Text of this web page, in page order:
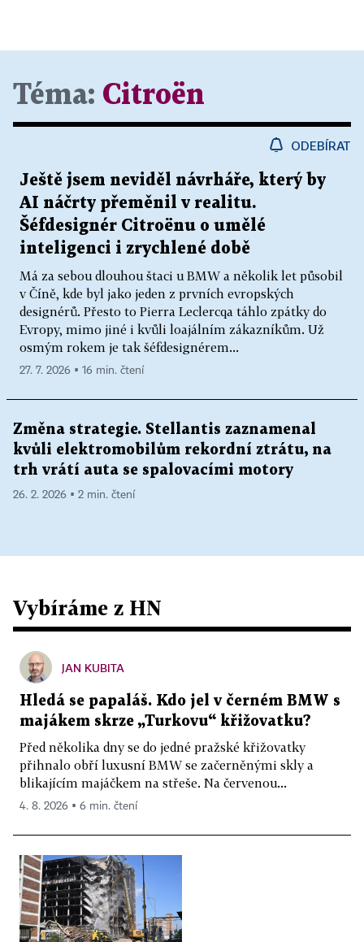
Téma: Citroën
ODEBÍRAT
Ještě jsem neviděl návrháře, který by
AI náčrty přeměnil v realitu.
Šéfdesignér Citroënu o umělé
inteligenci i zrychlené době
Má za sebou dlouhou štaci u BMW a několik let působil
v Číně, kde byl jako jeden z prvních evropských
designérů. Přesto to Pierra Leclercqa táhlo zpátky do
Evropy, mimo jiné i kvůli loajálním zákazníkům. Už
osmým rokem je tak šéfdesignérem...
27. 7. 2026 ▪ 16 min. čtení
Změna strategie. Stellantis zaznamenal
kvůli elektromobilům rekordní ztrátu, na
trh vrátí auta se spalovacími motory
26. 2. 2026 ▪ 2 min. čtení
Vybíráme z HN
JAN KUBITA
Hledá se papaláš. Kdo jel v černém BMW s
majákem skrze „Turkovu“ křižovatku?
Před několika dny se do jedné pražské křižovatky
přihnalo obří luxusní BMW se začerněnými skly a
blikajícím majáčkem na střeše. Na červenou...
4. 8. 2026 ▪ 6 min. čtení